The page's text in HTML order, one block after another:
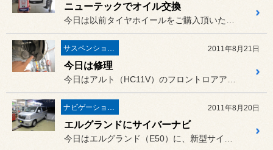
ニューテックでオイル交換
2011年8月21日
今日は修理
2011年8月20日
エルグランドにサイバーナビ